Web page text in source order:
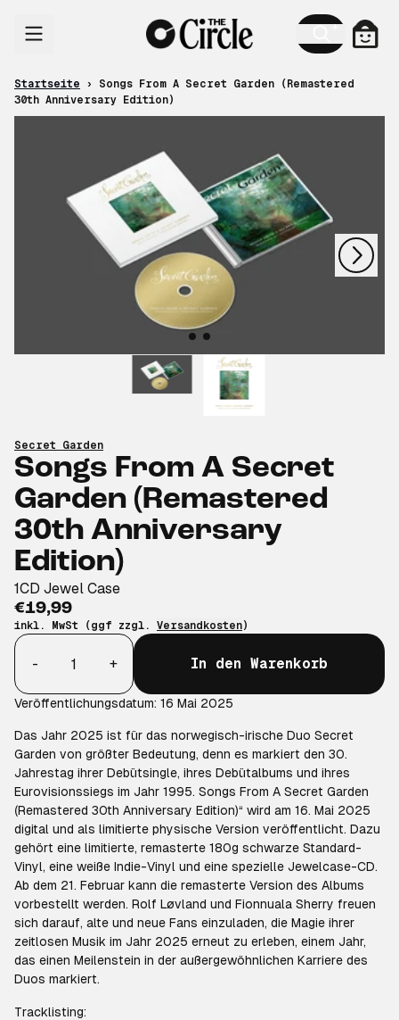
Startseite ›
Songs From A Secret Garden (Remastered
30th Anniversary Edition)
nächstes
Secret Garden
Songs From A Secret
Garden (Remastered
30th Anniversary
Edition)
1CD Jewel Case
€19,99
inkl. MwSt (ggf zzgl. Versandkosten)
Anzahl
-
+ In den Warenkorb
Veröffentlichungsdatum: 16 Mai 2025
Das Jahr 2025 ist für das norwegisch-irische Duo Secret
Garden von größter Bedeutung, denn es markiert den 30.
Jahrestag ihrer Debütsingle, ihres Debütalbums und ihres
Eurovisionssiegs im Jahr 1995. Songs From A Secret Garden
(Remastered 30th Anniversary Edition)“ wird am 16. Mai 2025
digital und als limitierte physische Version veröffentlicht. Dazu
gehört eine limitierte, remasterte 180g schwarze Standard-
Vinyl, eine weiße Indie-Vinyl und eine spezielle Jewelcase-CD.
Ab dem 21. Februar kann die remasterte Version des Albums
vorbestellt werden. Rolf Løvland und Fionnuala Sherry freuen
sich darauf, alte und neue Fans einzuladen, die Magie ihrer
zeitlosen Musik im Jahr 2025 erneut zu erleben, einem Jahr,
das einen Meilenstein in der außergewöhnlichen Karriere des
Duos markiert.
Tracklisting: